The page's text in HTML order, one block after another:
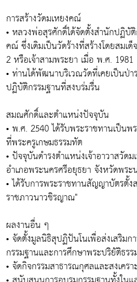
การสร้างวัดมเหยงคณ์
• หลวงพ่อสุรศักดิ์ได้จัดตั้งสำนักปฏิบั
คณ์ ซึ่งเดิมเป็นวัดร้างที่สร้างโดยสมเ
2 หรือเจ้าสามพระยา เมื่อ พ.ศ. 1981
• ท่านได้พัฒนาบริเวณวัดที่เคยเป็นป่า
ปฏิบัติกรรมฐานที่สงบร่มรื่น
สมณศักดิ์และตำแหน่งปัจจุบัน
• พ.ศ. 2540 ได้รับพระราชทานเป็น
ที่พระครูเกษมธรรมทัต
• ปัจจุบันดำรงตำแหน่งเจ้าอาวาสวัด
อำเภอพระนครศรีอยุธยา จังหวัดพระ
• ได้รับการพระราชทานสัญญาบัตรตั้
ราชภาวนาวชิรญาณ"
ผลงานอื่น ๆ
• จัดตั้งมูลนิธิสุปฏิปันโนเพื่อส่งเสริม
กรรมฐานและการศึกษาพระปริยัติธรร
• จัดกิจกรรมสาธารณกุศลและสงเคร